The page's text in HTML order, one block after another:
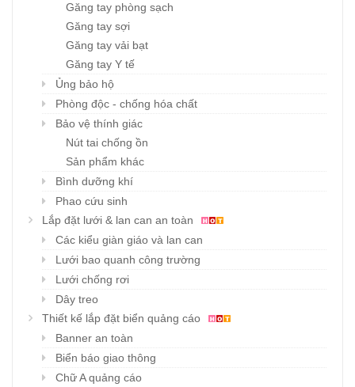
Găng tay phòng sạch
Găng tay sợi
Găng tay vải bạt
Găng tay Y tế
Ủng bảo hộ
Phòng độc - chống hóa chất
Bảo vệ thính giác
Nút tai chống ồn
Sản phẩm khác
Bình dưỡng khí
Phao cứu sinh
Lắp đặt lưới & lan can an toàn
Các kiểu giàn giáo và lan can
Lưới bao quanh công trường
Lưới chống rơi
Dây treo
Thiết kế lắp đặt biển quảng cáo
Banner an toàn
Biển báo giao thông
Chữ A quảng cáo